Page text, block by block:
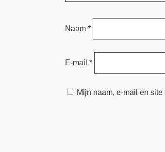
Naam*
E-mail*
Mijn naam, e-mail en